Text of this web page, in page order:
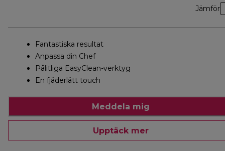
Jämför
Fantastiska resultat
Anpassa din Chef
Pålitliga EasyClean-verktyg
En fjäderlätt touch
Meddela mig
Upptäck mer